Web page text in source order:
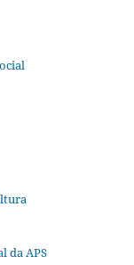
da APS